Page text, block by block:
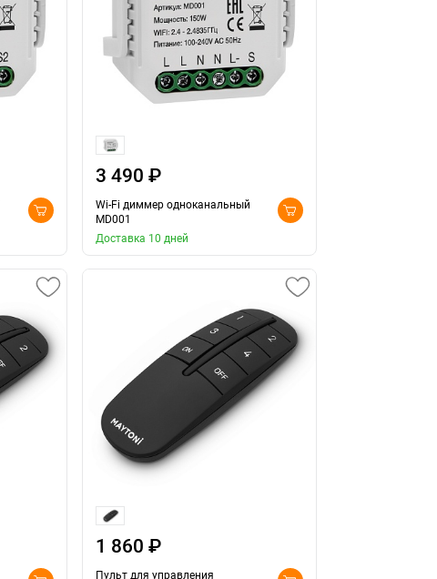
3 490 ₽
Wi-Fi диммер одноканальный
MD001
Доставка 10 дней
1 860 ₽
Пульт для управления